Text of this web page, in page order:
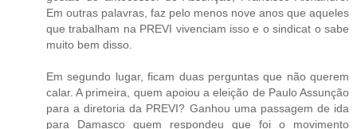
Em outras palavras, faz pelo menos nove anos que aqueles
que trabalham na PREVI vivenciam isso e o sindicat o sabe
muito bem disso.
Em segundo lugar, ficam duas perguntas que não querem
calar. A primeira, quem apoiou a eleição de Paulo Assunção
para a diretoria da PREVI? Ganhou uma passagem de ida
para Damasco quem respondeu que foi o movimento